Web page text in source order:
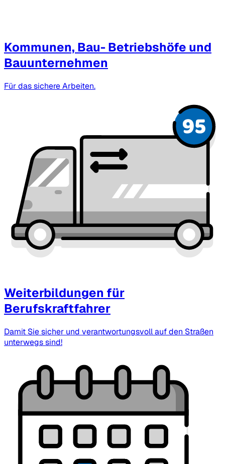
Kommunen, Bau- Betriebshöfe und
Bauunternehmen
Für das sichere Arbeiten.
Weiterbildungen für
Berufskraftfahrer
Damit Sie sicher und verantwortungsvoll auf den Straßen
unterwegs sind!